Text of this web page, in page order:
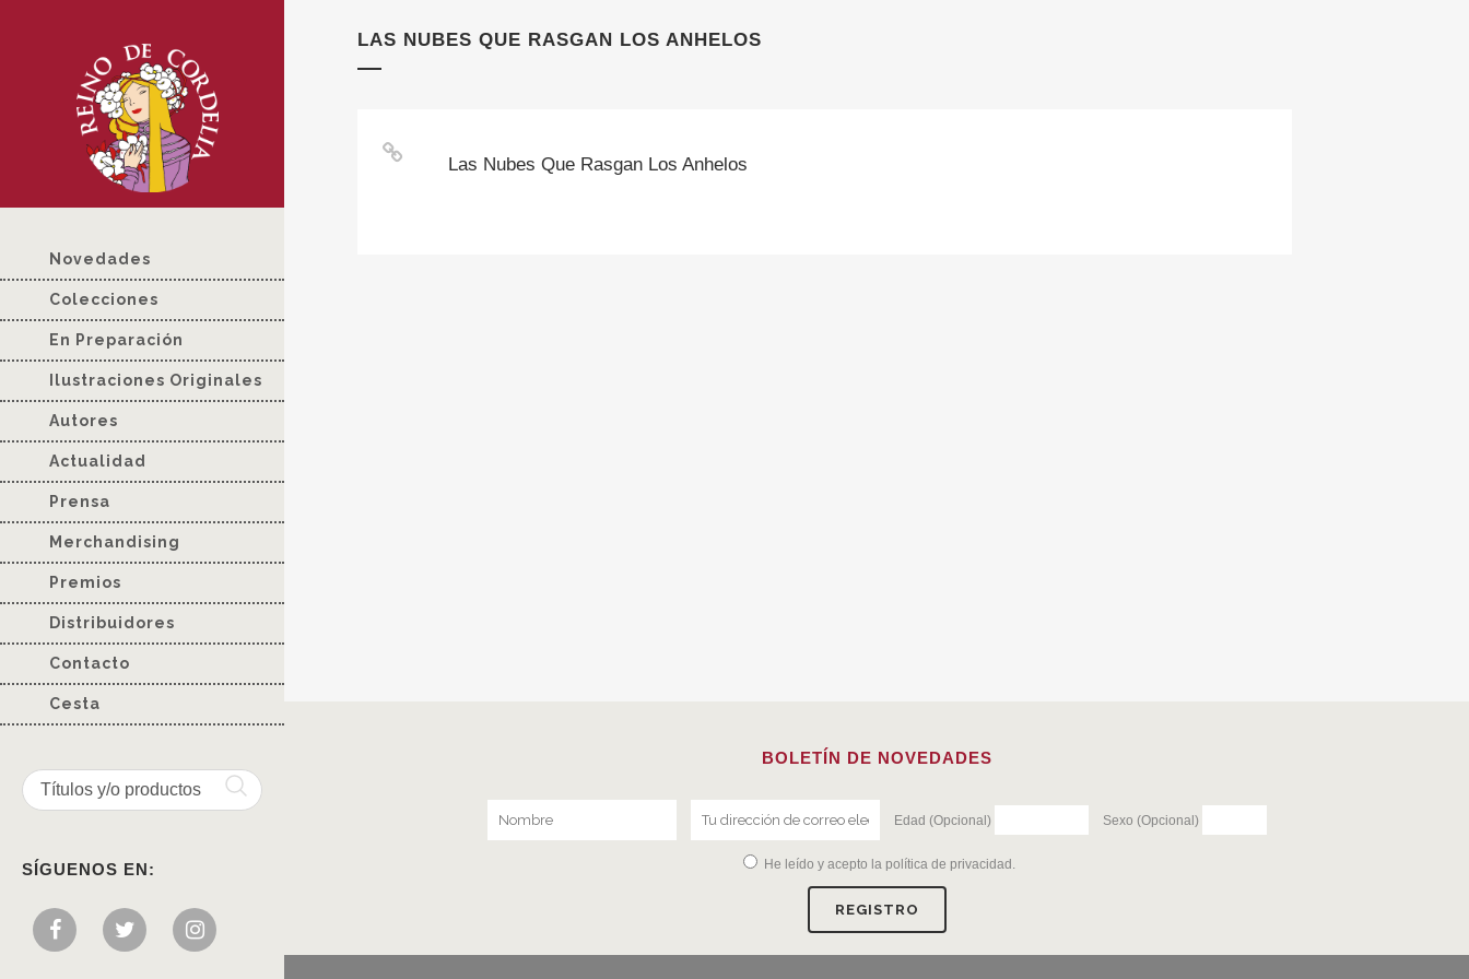
Novedades
Colecciones
En Preparación
Ilustraciones Originales
Autores
Actualidad
Prensa
Merchandising
Premios
Distribuidores
Contacto
Cesta
SÍGUENOS EN:
LAS NUBES QUE RASGAN LOS ANHELOS
Las Nubes Que Rasgan Los Anhelos
BOLETÍN DE NOVEDADES
Edad (Opcional) Sexo (Opcional)
He leído y acepto la política de privacidad .